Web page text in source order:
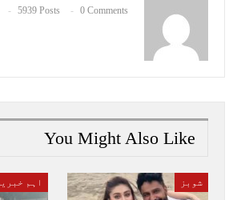
5939 Posts 0 Comments
You Might Also Like
شوبز اہم